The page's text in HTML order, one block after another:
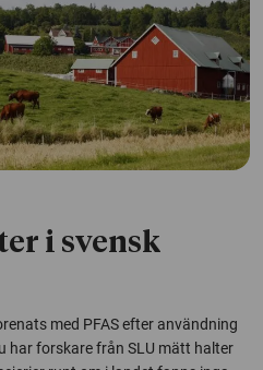
i svensk
med PFAS efter användning
har forskare från SLU mätt halter